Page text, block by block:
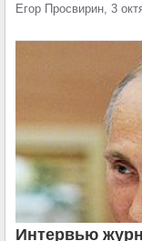
Егор Просвирин, 3
Интервью